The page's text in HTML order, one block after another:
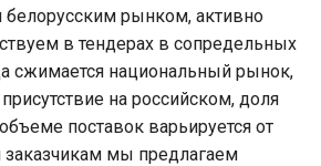
белорусским рынком, активно
в тендерах в сопредельных
сжимается национальный рынок,
на росcийском, доля
поставок варьируется от
заказчикам мы предлагаем